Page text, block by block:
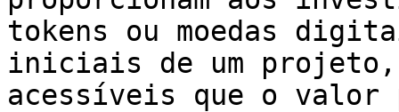
tokens ou moedas
iniciais de um projeto,
acessíveis que o